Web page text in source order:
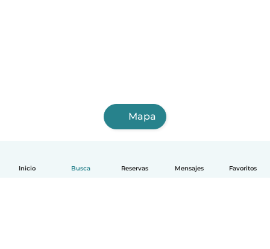
Inicio Busca Reservas Mensajes Favoritos
Mapa